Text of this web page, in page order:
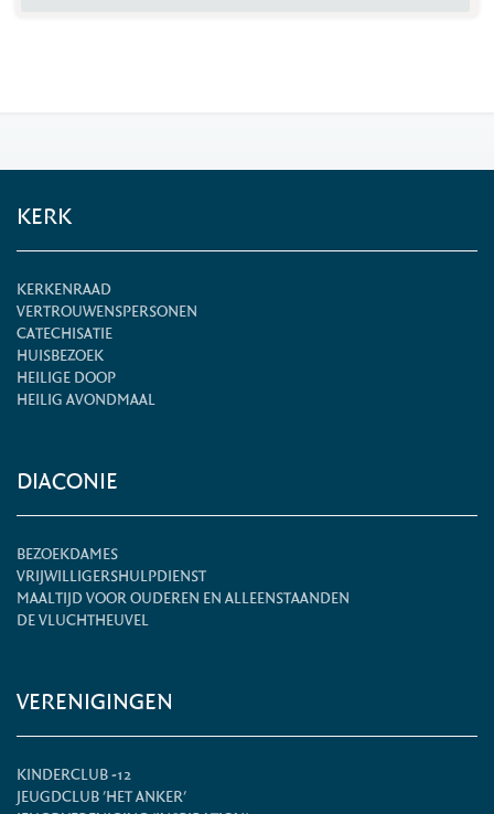
KERK
KERKENRAAD
VERTROUWENSPERSONEN
CATECHISATIE
HUISBEZOEK
HEILIGE DOOP
HEILIG AVONDMAAL
DIACONIE
BEZOEKDAMES
VRIJWILLIGERSHULPDIENST
MAALTIJD VOOR OUDEREN EN ALLEENSTAANDEN
DE VLUCHTHEUVEL
VERENIGINGEN
KINDERCLUB -12
JEUGDCLUB 'HET ANKER'